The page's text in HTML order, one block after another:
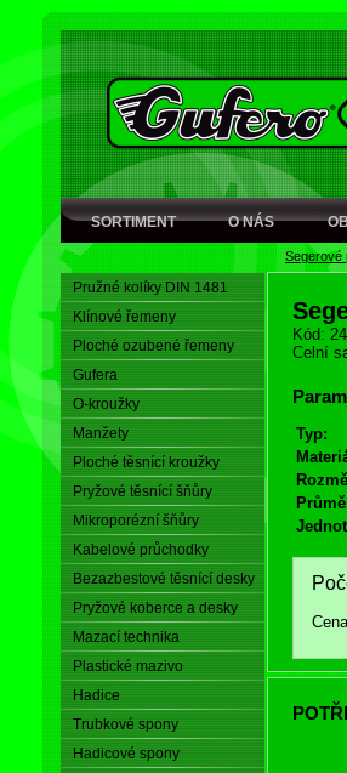
SORTIMENT O NÁS
Segerové
Pružné kolíky DIN 1481
Klínové řemeny
Ploché ozubené řemeny
Gufera
O-kroužky
Manžety
Ploché těsnící kroužky
Pryžové těsnící šňůry
Mikroporézní šňůry
Kabelové průchodky
Bezazbestové těsnící desky
Pryžové koberce a desky
Mazací technika
Plastické mazivo
Hadice
Trubkové spony
Hadicové spony
Kód:
Celní
Typ: